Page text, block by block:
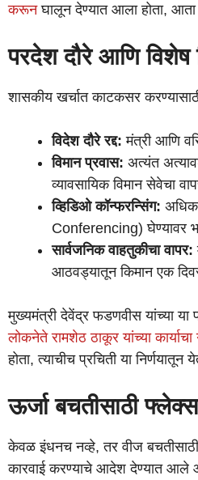
करूनघालून देण्यात आला होता, आता
परदेश दौरे आणि विशेष
शासकीय खर्चात काटकसर
विदेश दौरे रद्द: मंत्री आणि
विमान प्रवास: अत्यंत
व्यावसायिक विमान सेवेचा
व्हिडिओ कॉन्फरन्सिंग:
Conferencing) घेण्यावर भर
सार्वजनिक वाहतुकीचा वापर:
आठवड्यातून किमान एक
मुख्यमंत्री देवेंद्र फडणवीस यांच्या या
लोकनेते रामशेठ ठाकूर यांच्या
होता, त्याचीच प्रचिती या निर्णयातून
ऊर्जा बचतीसाठी
केवळ इंधनच नव्हे, तर वीज
कारवाई करण्याचे आदेश देण्यात आले